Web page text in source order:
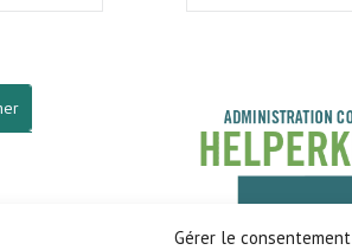
Gérer le consentement